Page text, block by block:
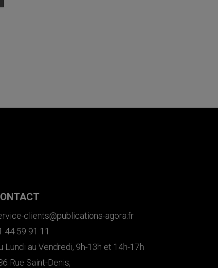
clients@publications-agora.fr
44 59 91 11
Lundi au Vendredi, 9h-13h et 14h-17h
Rue Saint-Denis,